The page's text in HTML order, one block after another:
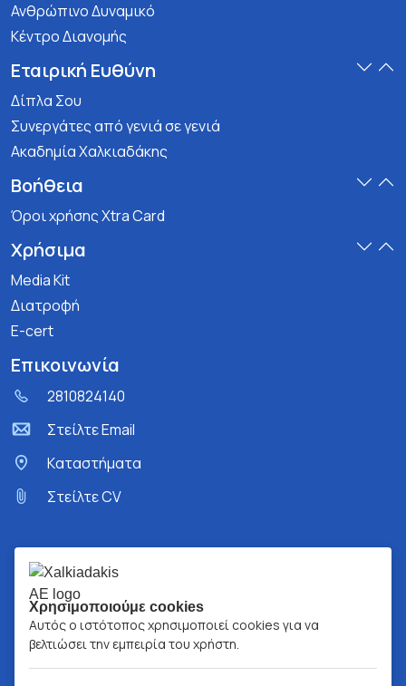
Ανθρώπινο Δυναμικό
Κέντρο Διανομής
Εταιρική Ευθύνη
Δίπλα Σου
Συνεργάτες από γενιά σε γενιά
Ακαδημία Χαλκιαδάκης
Βοήθεια
Όροι χρήσης Xtra Card
Χρήσιμα
Media Kit
Διατροφή
E-cert
Επικοινωνία
2810824140
Στείλτε Email
Kαταστήματα
Στείλτε CV
Χρησιμοποιούμε cookies
Αυτός ο ιστότοπος χρησιμοποιεί cookies για να
βελτιώσει την εμπειρία του χρήστη.